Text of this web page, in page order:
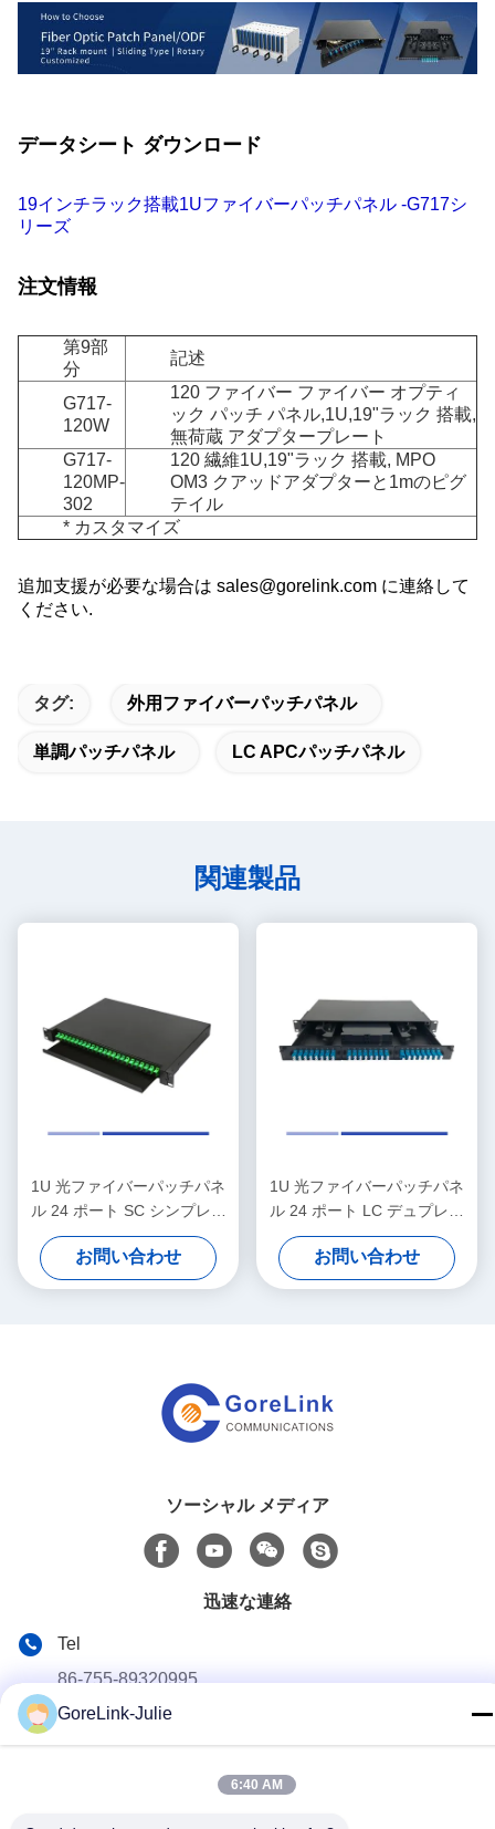
データシート ダウンロード
19インチラック搭載1Uファイバーパッチパネル -G717シ
リーズ
注文情報
第9部
分
記述
G717-
120W
120 ファイバー ファイバー オプティ
ック パッチ パネル,1U,19"ラック 搭載,
無荷蔵 アダプタープレート
G717-
120MP-
302
120 繊維1U,19"ラック 搭載, MPO
OM3 クアッドアダプターと1mのピグ
テイル
* カスタマイズ
追加支援が必要な場合は sales@gorelink.com に連絡して
ください.
タグ: 外用ファイバーパッチパネル
単調パッチパネル LC APCパッチパネル
関連製品
1U 光ファイバーパッチパネ
ル 24 ポート SC シンプレッ
クス 19 "ラックマウント SC
APC アダプタ
お問い合わせ
1U 光ファイバーパッチパネ
ル 24 ポート LC デュプレッ
クス 19 "ラックマウント 負
荷式 LC UPC アダプター
お問い合わせ
ソーシャル メディア
迅速な連絡
Tel
86-755-89320995
電子メール
4F 建物E シェントーセンター 湖龍道1号 ロングギャング地
GoreLink-Julie
6:40 AM